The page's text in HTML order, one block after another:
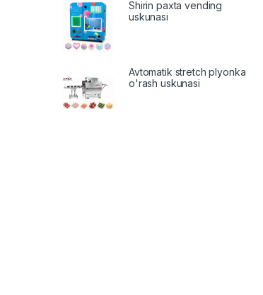
Shirin paxta vending
uskunasi
Avtomatik stretch plyonka
o'rash uskunasi